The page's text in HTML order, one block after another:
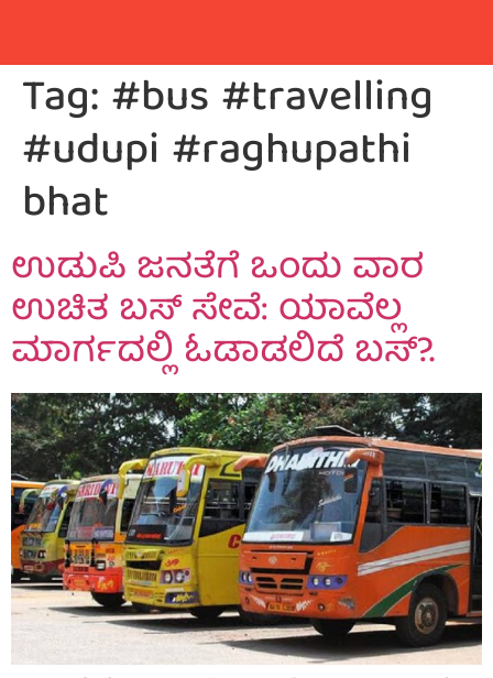
Tag:#bus #travelling
#udupi #raghupathi
bhat
ಉಡುಪಿ ಜನತೆಗೆ ಒಂದು ವಾರ
ಉಚಿತ ಬಸ್ ಸೇವೆ: ಯಾವೆಲ್ಲ
ಮಾರ್ಗದಲ್ಲಿ ಓಡಾಡಲಿದೆ ಬಸ್?.